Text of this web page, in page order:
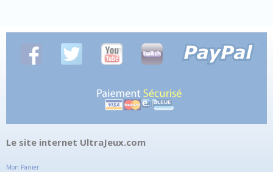
Le site internet UltraJeux.com
Mon Panier